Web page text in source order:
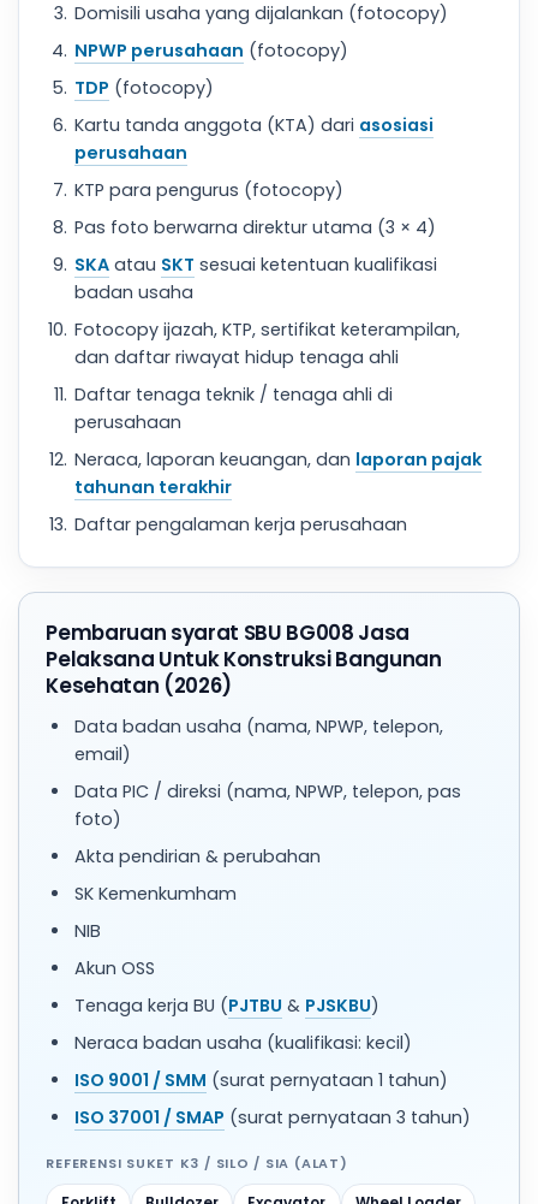
Domisili usaha yang dijalankan (fotocopy)
NPWP perusahaan (fotocopy)
TDP (fotocopy)
Kartu tanda anggota (KTA) dari asosiasi
perusahaan
KTP para pengurus (fotocopy)
Pas foto berwarna direktur utama (3 × 4)
SKA atau SKT sesuai ketentuan kualifikasi
badan usaha
Fotocopy ijazah, KTP, sertifikat keterampilan,
dan daftar riwayat hidup tenaga ahli
Daftar tenaga teknik / tenaga ahli di
perusahaan
Neraca, laporan keuangan, dan laporan pajak
tahunan terakhir
Daftar pengalaman kerja perusahaan
Pembaruan syarat SBU BG008 Jasa
Pelaksana Untuk Konstruksi Bangunan
Kesehatan (2026)
Data badan usaha (nama, NPWP, telepon,
email)
Data PIC / direksi (nama, NPWP, telepon, pas
foto)
Akta pendirian & perubahan
SK Kemenkumham
NIB
Akun OSS
Tenaga kerja BU (PJTBU & PJSKBU)
Neraca badan usaha (kualifikasi: kecil)
ISO 9001 / SMM (surat pernyataan 1 tahun)
ISO 37001 / SMAP (surat pernyataan 3 tahun)
REFERENSI SUKET K3 / SILO / SIA (ALAT)